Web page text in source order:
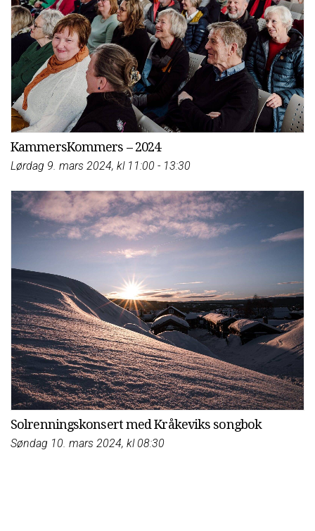
KammersKommers – 2024
Lørdag 9. mars 2024, kl 11:00 - 13:30
Solrenningskonsert med Kråkeviks songbok
Søndag 10. mars 2024, kl 08:30